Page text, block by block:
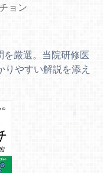
ョン
厳選。当院研修医
やすい解説を添え